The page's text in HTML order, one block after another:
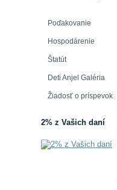
Poďakovanie
Hospodárenie
Štatút
Deti Anjel Galéria
Žiadosť o príspevok
2% z Vašich daní